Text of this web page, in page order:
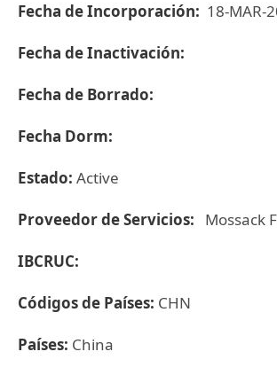
Fecha de Incorporación: 18-MAR-
Fecha de Inactivación:
Fecha de Borrado:
Fecha Dorm:
Estado: Active
Proveedor de Servicios: Mossack
IBCRUC:
Códigos de Países: CHN
Países: China